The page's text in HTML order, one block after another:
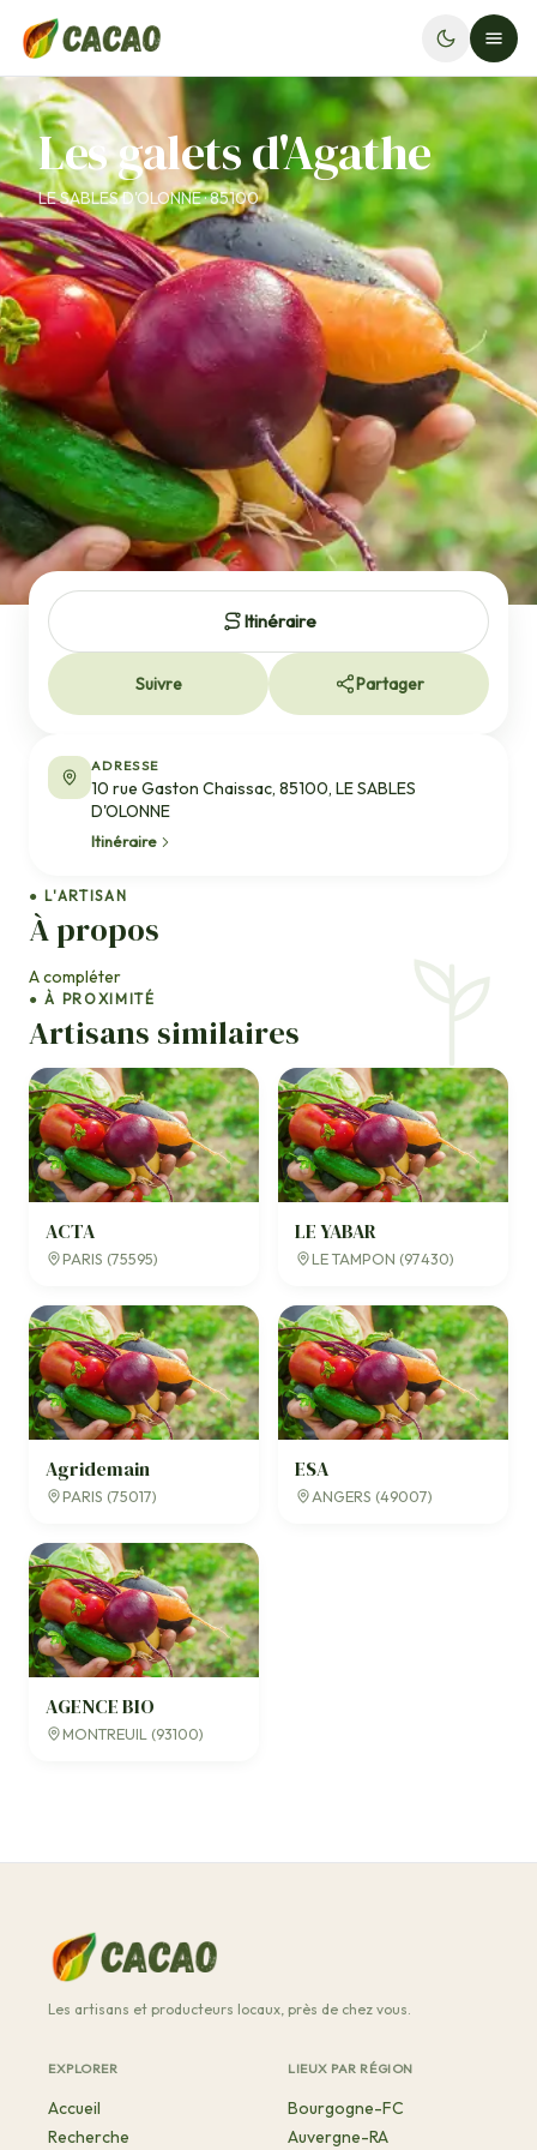
Les galets d'Agathe
LE SABLES D'OLONNE · 85100
● L'ARTISAN
À propos
A compléter
● À PROXIMITÉ
Artisans similaires
ACTA
PARIS (75595)
LE YABAR
LE TAMPON (97430)
Agridemain
PARIS (75017)
ESA
ANGERS (49007)
AGENCE BIO
MONTREUIL (93100)
Itinéraire
Suivre Partager
ADRESSE
10 rue Gaston Chaissac, 85100, LE SABLES
D'OLONNE
Itinéraire
Les artisans et producteurs locaux, près de chez vous.
EXPLORER
Accueil
Recherche
LIEUX PAR RÉGION
Bourgogne-FC
Auvergne-RA